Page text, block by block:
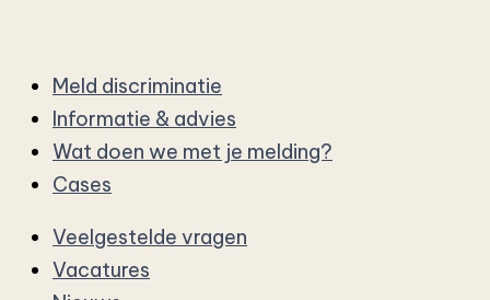
Meld discriminatie
Informatie & advies
Wat doen we met je melding?
Cases
Veelgestelde vragen
Vacatures